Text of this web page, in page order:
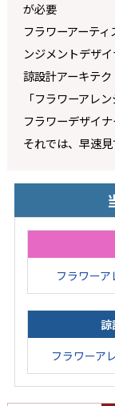
が必要
フラワーアーテ
ンジメントデザ
諒設計アーキテ
「フラワーアレ
フラワーデザイ
それでは、早速見
フラワー
諒
フラワーア